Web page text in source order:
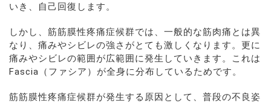
いき、自己回復します。
しかし、筋筋膜性疼痛症候群では、一般的な筋肉痛とは異
なり、痛みやシビレの強さがとても激しくなります。更に
痛みやシビレの範囲が広範囲に発生していきます。これは
Fascia（ファシア）が全身に分布しているためです。
筋筋膜性疼痛症候群が発生する原因として、普段の不良姿